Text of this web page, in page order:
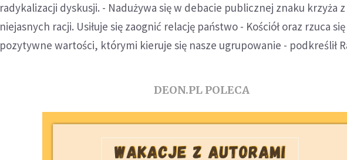
radykalizacji dyskusji. - Nadużywa się w debacie publicznej znaku krzyża
niejasnych racji. Usiłuje się zaognić relację państwo - Kościół oraz rzuca
pozytywne wartości, którymi kieruje się nasze ugrupowanie - podkreślił
DEON.PL POLECA